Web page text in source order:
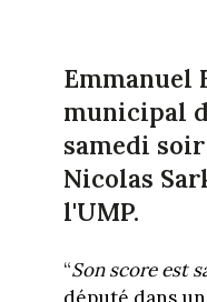
Emmanuel
municipal
samedi
Nicolas
l'UMP.
“Son score est